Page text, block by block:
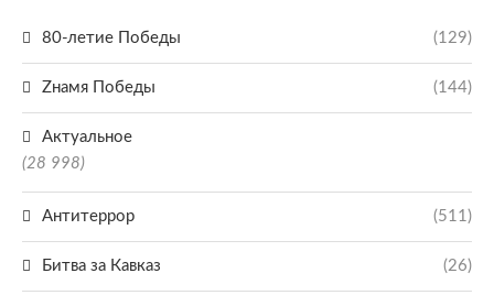
80-летие Победы (129)
Zнамя Победы (144)
Актуальное
(28 998)
Антитеррор (511)
Битва за Кавказ (26)